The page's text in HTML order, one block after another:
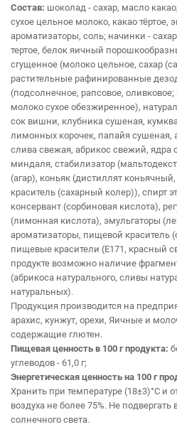
Состав: шоколад - сахар, масло
сухое цельное молоко, какао тёртое,
ароматизаторы, соль; начинки -
тертое, белок яичный
сгущенное (молоко цельное, сахар
растительные рафинированные
(подсолнечное, рапсовое,
молоко сухое обезжиренное),
сок вишни, клубника сушеная,
лимонных корочек, папайя
слива свежая, абрикос свежий, ядра
миндаля, стабилизатор
(агар), коньяк (дистиллят
краситель (сахарный колер)), спирт
консервант (сорбиновая кислота),
(лимонная кислота), эмульгаторы
ароматизаторы, пищевой краситель
пищевые красители (Е171, красный
продукте возможно наличие
(абрикоса натурального, сливы
натуральных).
Продукция производится на
арахис, кунжут, орехи, Яичные и
содержащие глютен.
Пищевая ценность в 100 г продукта:
углеводов - 61,0 г;
Энергетическая ценность на 100 г
Хранить при температуре (18±3)°С и
воздуха не более 75%. Не
солнечного света.